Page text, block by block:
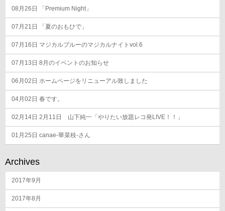
08月26日 「Premium Night」
07月21日 「夏のおもひで」
07月16日 マジカルブルーのマジカルナイトvol.6
07月13日 8月のイベントのお知らせ
06月02日 ホームページをリニューアル致しました
04月02日 春です。
02月14日 2月11日 山下純一「やりたい放題レコ発LIVE！！」
01月25日 canae-華菜枝-さん
Archives
2017年9月
2017年8月